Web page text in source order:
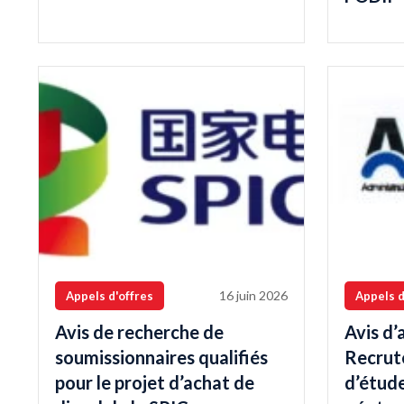
Appels d'offres 16 juin 2026
Avis de recherche de
soumissionnaires qualifiés
pour le projet d’achat de
Appels
Avis